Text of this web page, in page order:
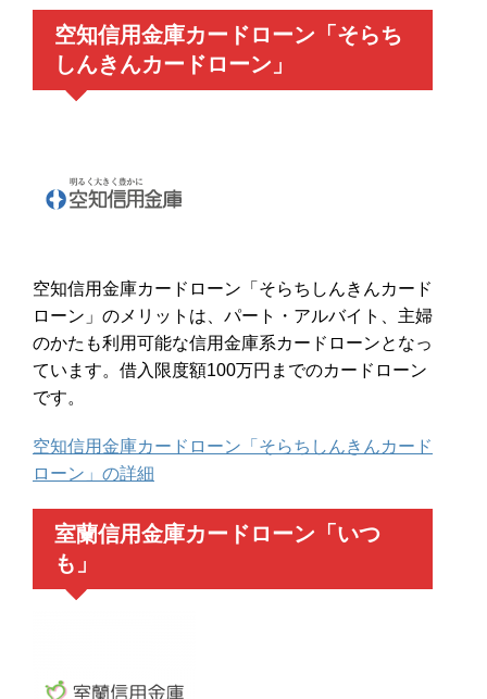
空知信用金庫カードローン「そらち
しんきんカードローン」
空知信用金庫カードローン「そらちしんきんカード
ローン」のメリットは、パート・アルバイト、主婦
のかたも利用可能な信用金庫系カードローンとなっ
ています。借入限度額100万円までのカードローン
です。
空知信用金庫カードローン「そらちしんきんカード
ローン」の詳細
室蘭信用金庫カードローン「いつ
も」